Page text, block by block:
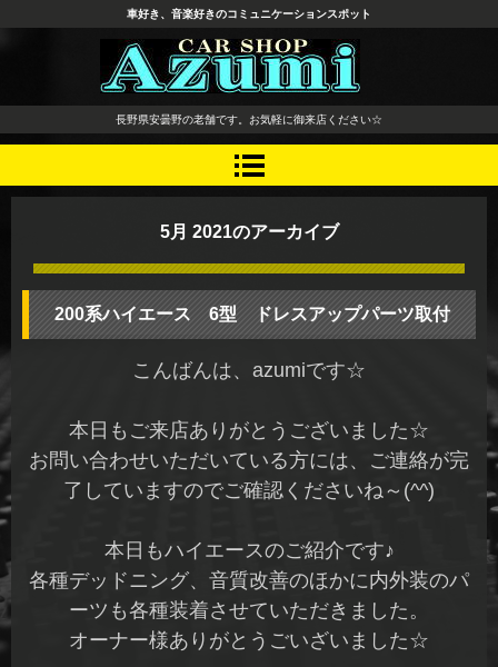
長野県 安曇野市 タイヤ ホ
イール デッドニング カーオ
ーディオ レカロシート
車好き、音楽好きのコミュニケーションスポット
長野県安曇野の老舗です。お気軽に御来店ください☆
5月 2021のアーカイブ
200系ハイエース 6型 ドレスアップパーツ取付
こんばんは、azumiです☆
本日もご来店ありがとうございました☆
お問い合わせいただいている方には、ご連絡が完
了していますのでご確認くださいね～(^^)
本日もハイエースのご紹介です♪
各種デッドニング、音質改善のほかに内外装のパ
ーツも各種装着させていただきました。
オーナー様ありがとうごいざいました☆